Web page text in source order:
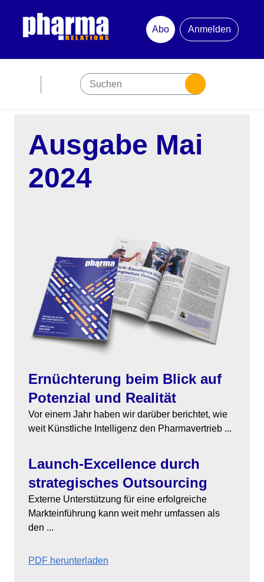
Abo
Anmelden
Premiumpartner
Jubiläum
Themen
Marketing
Branche
Personen
Magazin
Aktuelle Ausgabe
Über uns
Kontakt
Werben
Ausgabe Mai
2024
Ernüchterung beim Blick auf
Potenzial und Realität
Vor einem Jahr haben wir darüber berichtet, wie
weit Künstliche Intelligenz den Pharmavertrieb ...
Launch-Excellence durch
strategisches Outsourcing
Externe Unterstützung für eine erfolgreiche
Markteinführung kann weit mehr umfassen als
den ...
PDF herunterladen